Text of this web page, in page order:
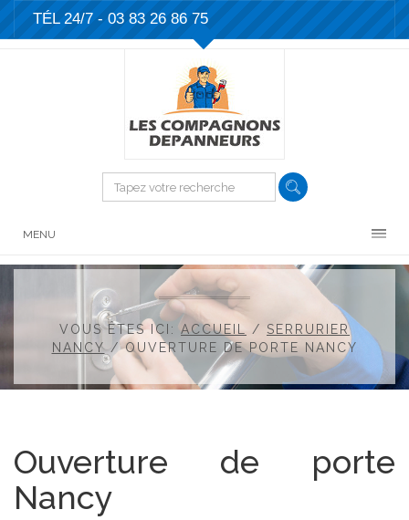
TÉL 24/7 - 03 83 26 86 75
MENU
VOUS ÊTES ICI:ACCUEIL / SERRURIER
NANCY/OUVERTURE DE PORTE NANCY
Ouverture de porte
Nancy